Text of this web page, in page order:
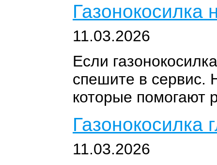
Газонокосилка
11.03.2026
Если
спешите в сервис.
которые помогают
Газонокосилка
11.03.2026